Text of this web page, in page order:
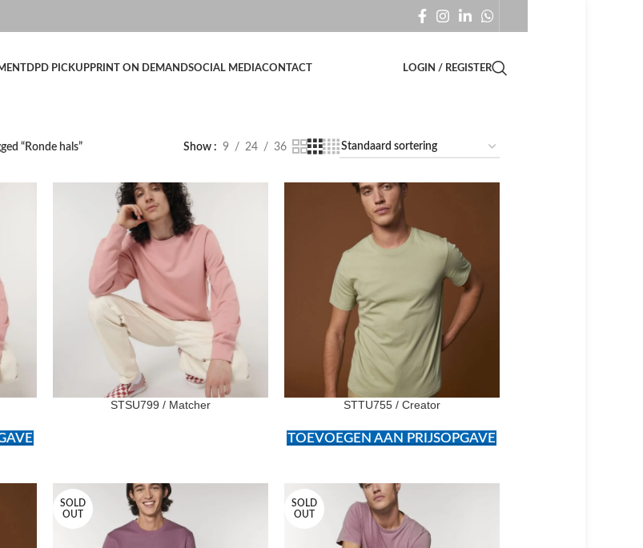
DPD PICKUPPRINT ON DEMANDSOCIAL MEDIACONTACT LOGIN / REGISTER
“Ronde hals” Show 9 24 36
STSU799 / Matcher STTU755 / Creator
TOEVOEGEN AAN PRIJSOPGAVE
SOLD
OUT
SOLD
OUT